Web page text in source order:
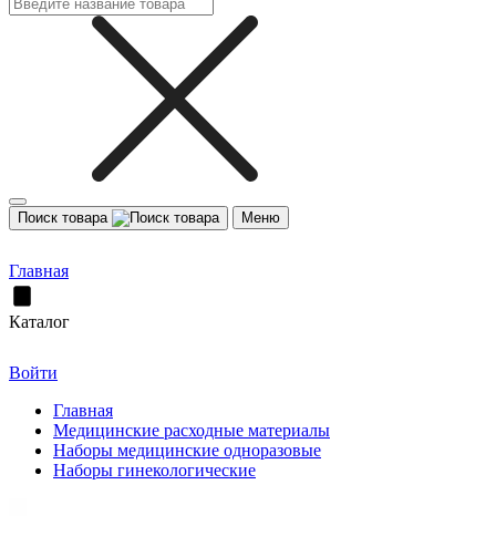
Поиск товара Меню
Главная
Каталог
Войти
Главная
Медицинские расходные материалы
Наборы медицинские одноразовые
Наборы гинекологические